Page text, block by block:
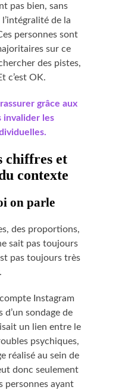
pas bien, sans
de la
personnes sont
sur ce
des pistes,
c’est OK.
grâce aux
invalider les
chiffres et
contexte
on parle
des proportions,
sait pas toujours
pas toujours très
Instagram
sondage de
un lien entre le
psychiques,
réalisé au sein de
donc seulement
personnes ayant